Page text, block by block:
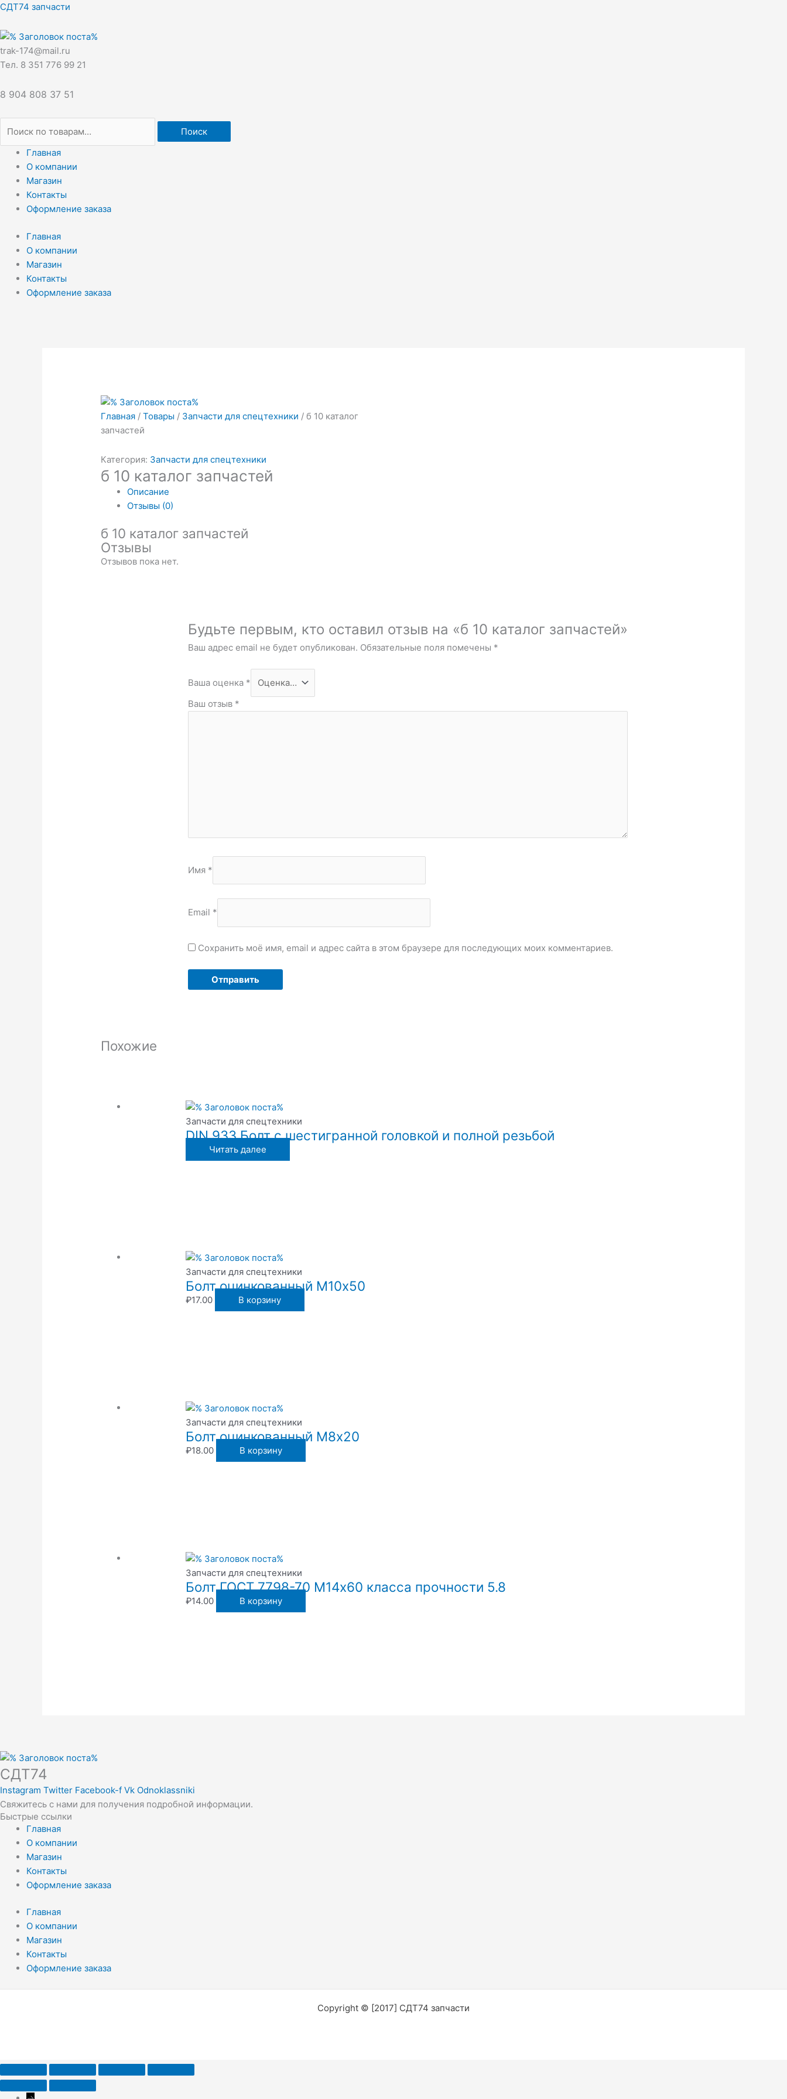
Перейти
содержимому
СДТ74 запчасти
trak-174@mail.ru
Тел. 8 351 776 99 21
8 904 808 37 51
Искать:
Поиск
Главная
О компании
Магазин
Контакты
Оформление заказа
Главная
О компании
Магазин
Контакты
Оформление заказа
Главная /Товары / Запчасти для спецтехники / б 10 каталог
запчастей
Категория: Запчасти для спецтехники
б 10 каталог запчастей
Описание
Отзывы (0)
б 10 каталог запчастей
Отзывы
Отзывов пока нет.
Будьте первым, кто оставил отзыв на «б 10 каталог запчастей»
Ваш адрес email не будет опубликован. Обязательные поля помечены *
Ваша оценка *
Ваш отзыв *
Имя *
Email *
Сохранить моё имя, email и адрес сайта в этом браузере для последующих моих комментариев.
Похожие
Запчасти для спецтехники
DIN 933 Болт с шестигранной головкой и полной резьбой
Читать далее
Запчасти для спецтехники
Болт оцинкованный М10х50
₽17.00 В корзину
Запчасти для спецтехники
Болт оцинкованный М8х20
₽18.00 В корзину
Запчасти для спецтехники
Болт ГОСТ 7798-70 М14х60 класса прочности 5.8
₽14.00 В корзину
СДТ74
Instagram Twitter Facebook-f Vk Odnoklassniki
Свяжитесь с нами для получения подробной информации.
Быстрые ссылки
Главная
О компании
Магазин
Контакты
Оформление заказа
Главная
О компании
Магазин
Контакты
Оформление заказа
Copyright © [2017] СДТ74 запчасти